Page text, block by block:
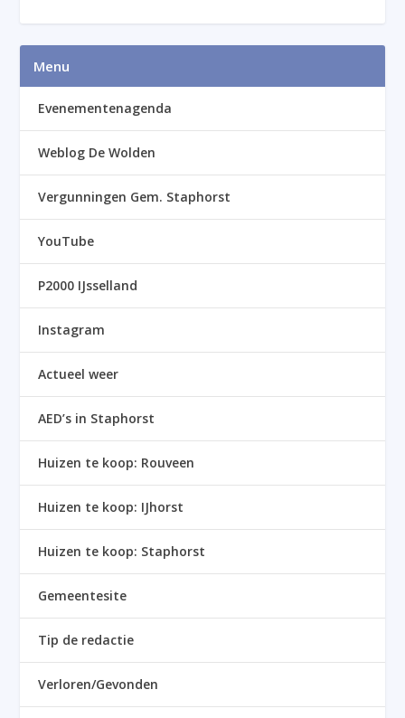
Menu
Evenementenagenda
Weblog De Wolden
Vergunningen Gem. Staphorst
YouTube
P2000 IJsselland
Instagram
Actueel weer
AED’s in Staphorst
Huizen te koop: Rouveen
Huizen te koop: IJhorst
Huizen te koop: Staphorst
Gemeentesite
Tip de redactie
Verloren/Gevonden